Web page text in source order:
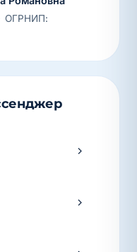
ОГРНИП: